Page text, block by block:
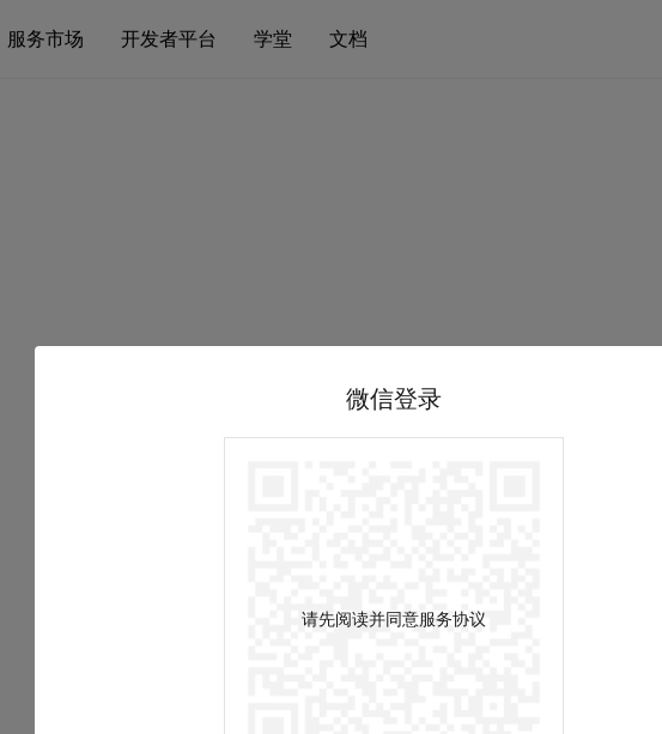
服务市场 开发者平台 学堂 文档
微信登录
请先阅读并同意服务协议